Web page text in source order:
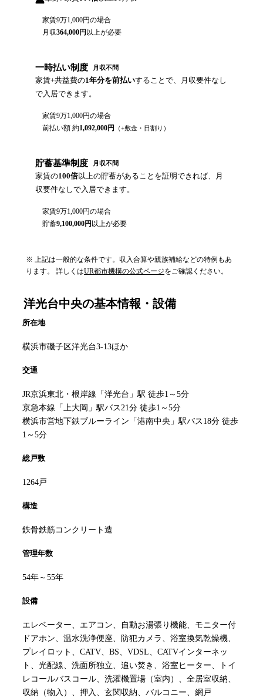
家賃9万1,000円の場合
月収364,000円 以上が必要
一時払い制度 月収不問
家賃+共益費の1年分を前払いすることで、月収要件なし
で入居できます。
家賃9万1,000円の場合
前払い額 約1,092,000円 （+敷金・日割り）
貯蓄基準制度 月収不問
家賃の100倍以上の貯蓄があることを証明できれば、月
収要件なしで入居できます。
家賃9万1,000円の場合
貯蓄9,100,000円 以上が必要
※ 上記は一般的な条件です。収入合算や親族補給などの特例もあ
ります。 詳しくはUR都市機構の公式ページをご確認ください。
洋光台中央の基本情報・設備
所在地
横浜市磯子区洋光台3-13ほか
交通
JR京浜東北・根岸線「洋光台」駅 徒歩1～5分
京急本線「上大岡」駅バス21分 徒歩1～5分
横浜市営地下鉄ブルーライン「港南中央」駅バス18分 徒歩
1～5分
総戸数
1264戸
構造
鉄骨鉄筋コンクリート造
管理年数
54年～55年
設備
エレベーター、エアコン、自動お湯張り機能、モニター付
ドアホン、温水洗浄便座、防犯カメラ、浴室換気乾燥機、
プレイロット、CATV、BS、VDSL、CATVインターネッ
ト、光配線、洗面所独立、追い焚き、浴室ヒーター、トイ
レコールバスコール、洗濯機置場（室内）、全居室収納、
収納（物入）、押入、玄関収納、バルコニー、網戸